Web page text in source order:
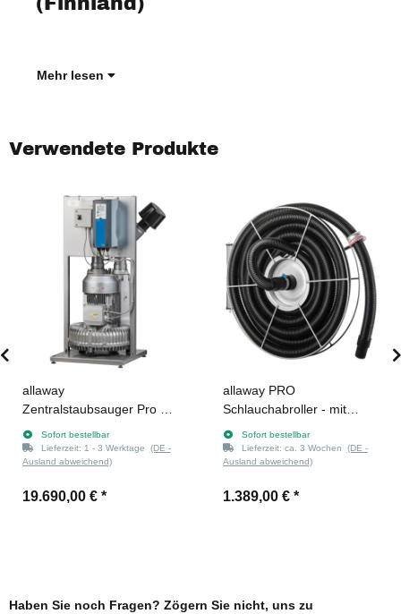
Mehr lesen
Verwendete Produkte
allaway
Zentralstaubsauger Pro P-
Serie 12F 12,5KW
Sofort bestellbar
Lieferzeit: 1 - 3 Werktage (DE -
Ausland abweichend)
19.690,00 € *
allaway PRO
Schlauchabroller - mit
Saugschlauch (antistatisch)
10 m (Ø 32 mm)
Sofort bestellbar
Lieferzeit: ca. 3 Wochen (DE -
Ausland abweichend)
1.389,00 € *
Haben Sie noch Fragen? Zögern Sie nicht, uns zu